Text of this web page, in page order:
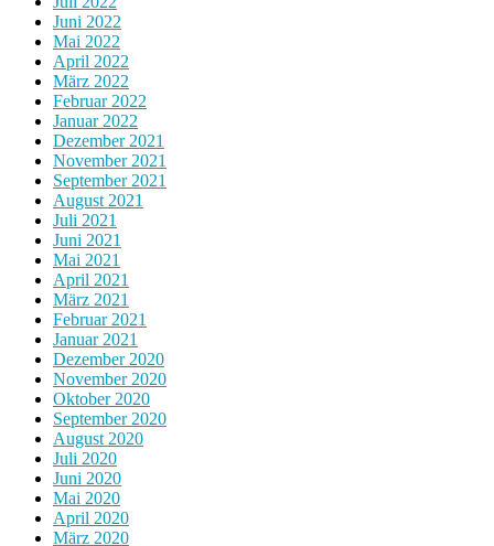
Juni 2022
Mai 2022
April 2022
März 2022
Februar 2022
Januar 2022
Dezember 2021
November 2021
September 2021
August 2021
Juli 2021
Juni 2021
Mai 2021
April 2021
März 2021
Februar 2021
Januar 2021
Dezember 2020
November 2020
Oktober 2020
September 2020
August 2020
Juli 2020
Juni 2020
Mai 2020
April 2020
März 2020